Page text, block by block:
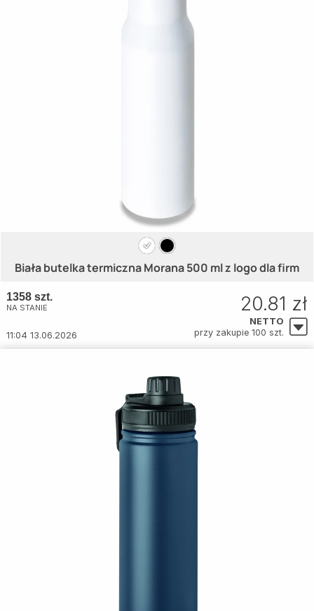
Biała butelka termiczna Morana 500 ml z logo dla firm
1358 szt.
NA STANIE
11:04 13.06.2026
20.81 zł
NETTO
przy zakupie 100 szt.